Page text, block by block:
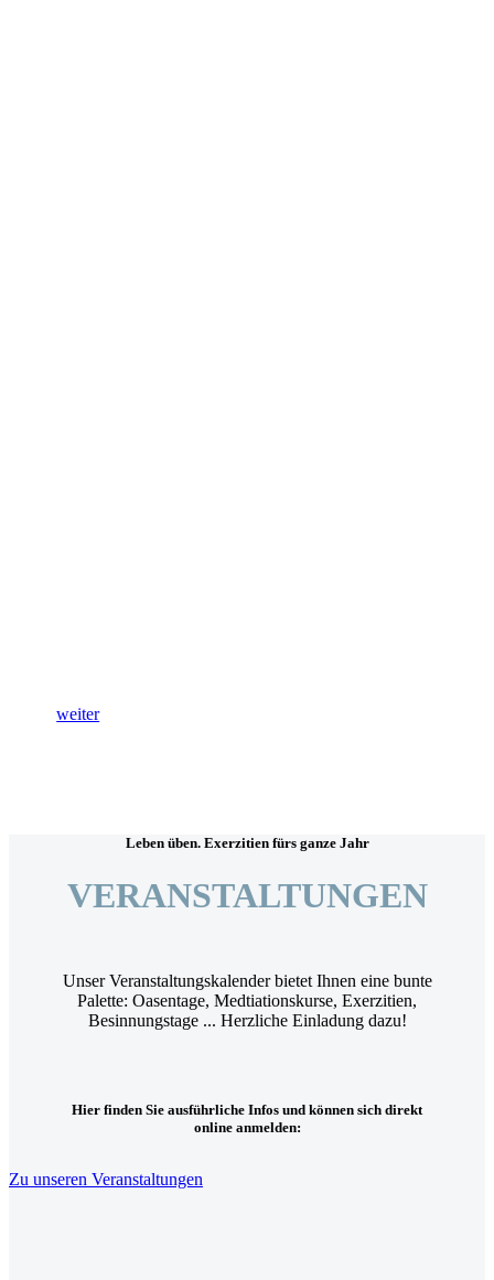
weiter
Leben üben. Exerzitien fürs ganze Jahr
VERANSTALTUNGEN
Unser Veranstaltungskalender bietet Ihnen eine bunte
Palette: Oasentage, Medtiationskurse, Exerzitien,
Besinnungstage ... Herzliche Einladung dazu!
Hier finden Sie ausführliche Infos und können sich direkt
online anmelden:
Zu unseren Veranstaltungen